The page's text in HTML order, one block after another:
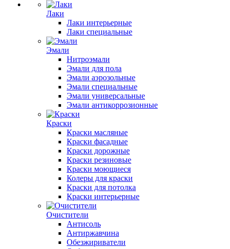
Лаки
Лаки интерьерные
Лаки специальные
Эмали
Нитроэмали
Эмали для пола
Эмали аэрозольные
Эмали специальные
Эмали универсальные
Эмали антикоррозионные
Краски
Краски масляные
Краски фасадные
Краски дорожные
Краски резиновые
Краски моющиеся
Колеры для краски
Краски для потолка
Краски интерьерные
Очистители
Антисоль
Антиржавчина
Обезжириватели